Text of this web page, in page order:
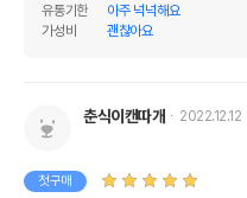
유통기한
아주 넉넉해요
가성비
괜찮아요
춘식이캔따개 2022.12.12
첫구매